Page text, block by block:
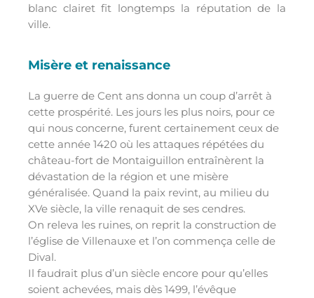
blanc clairet fit longtemps la réputation de la
ville.
Misère et renaissance
La guerre de Cent ans donna un coup d’arrêt à
cette prospérité. Les jours les plus noirs, pour ce
qui nous concerne, furent certainement ceux de
cette année 1420 où les attaques répétées du
château-fort de Montaiguillon entraînèrent la
dévastation de la région et une misère
généralisée. Quand la paix revint, au milieu du
XVe siècle, la ville renaquit de ses cendres.
On releva les ruines, on reprit la construction de
l’église de Villenauxe et l’on commença celle de
Dival.
Il faudrait plus d’un siècle encore pour qu’elles
soient achevées, mais dès 1499, l’évêque